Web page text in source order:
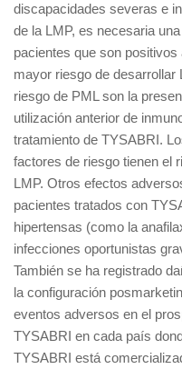
discapacidades severas e
de la LMP, es necesaria
pacientes que son
mayor riesgo de desarrollar
riesgo de PML son la
utilización anterior de
tratamiento de TYSABRI.
factores de riesgo tienen el
LMP. Otros efectos
pacientes tratados con
hipertensas (como la
infecciones oportunistas
También se ha registrado
la configuración
eventos adversos en el
TYSABRI en cada país
TYSABRI está